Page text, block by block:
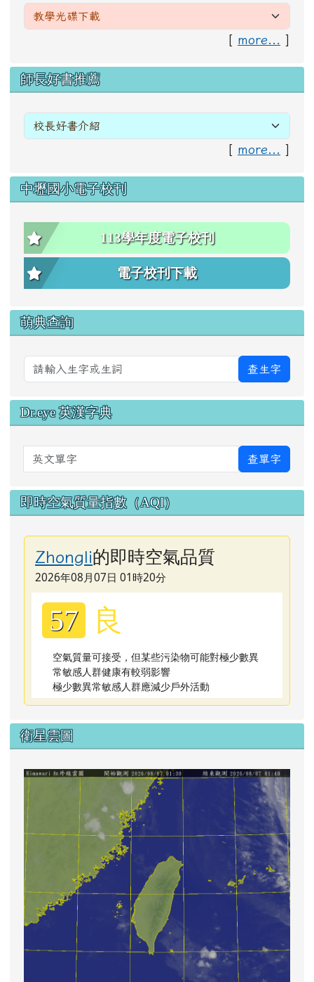
[ more... ]
右邊區域內容
師長好書推薦
[ more... ]
中壢國小電子校刊
113學年度電子校刊
電子校刊下載
萌典查詢
查生字
Dr.eye 英漢字典
英文單字 查單字
即時空氣質量指數（AQI）
Zhongli的即時空氣品質
2026年08月07日 01時20分
57 良
空氣質量可接受，但某些污染物可能對極少數異
常敏感人群健康有較弱影響
極少數異常敏感人群應減少戶外活動
衛星雲圖
link